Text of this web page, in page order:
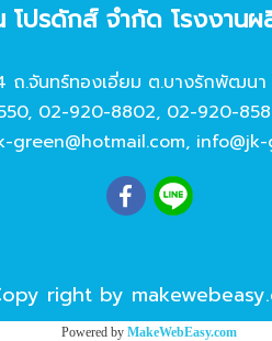
โปรดักส์ จํากัด โรงงาน
.จันทร์ทองเอี่ยม ต.บางรักพัฒนา
, 02-920-8802, 02-920-
green@hotmail.com,
right by
Powered by MakeWebEasy.com